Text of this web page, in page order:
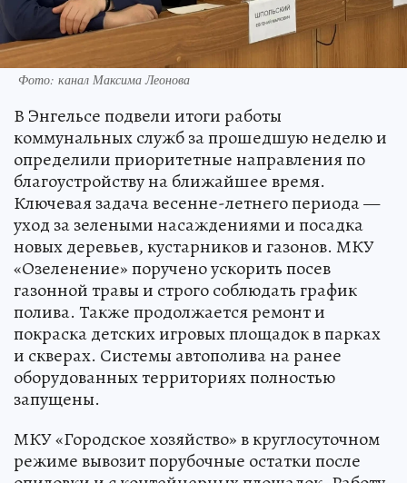
Фото: канал Максима Леонова
В Энгельсе подвели итоги работы
коммунальных служб за прошедшую неделю и
определили приоритетные направления по
благоустройству на ближайшее время.
Ключевая задача весенне-летнего периода —
уход за зелеными насаждениями и посадка
новых деревьев, кустарников и газонов. МКУ
«Озеленение» поручено ускорить посев
газонной травы и строго соблюдать график
полива. Также продолжается ремонт и
покраска детских игровых площадок в парках
и скверах. Системы автополива на ранее
оборудованных территориях полностью
запущены.
МКУ «Городское хозяйство» в круглосуточном
режиме вывозит порубочные остатки после